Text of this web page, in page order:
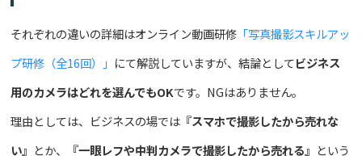
それぞれの違いの詳細はオンライン動画研修 「写真撮影スキルアッ
プ研修（全16回）」 にて解説していますが、結論としてビジネス
用のカメラはどれを選んでもOKです。NGはありません。
理由としては、ビジネスの場では 『スマホで撮影したから売れな
い』 とか、 『一眼レフや中判カメラで撮影したから売れる』 という